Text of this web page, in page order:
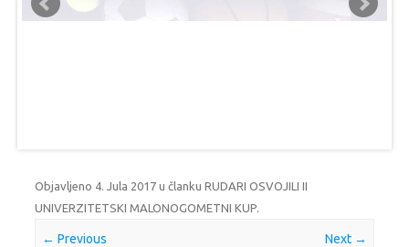
Objavljeno 4. Jula 2017 u članku RUDARI OSVOJILI II
UNIVERZITETSKI MALONOGOMETNI KUP
← Previous Next →